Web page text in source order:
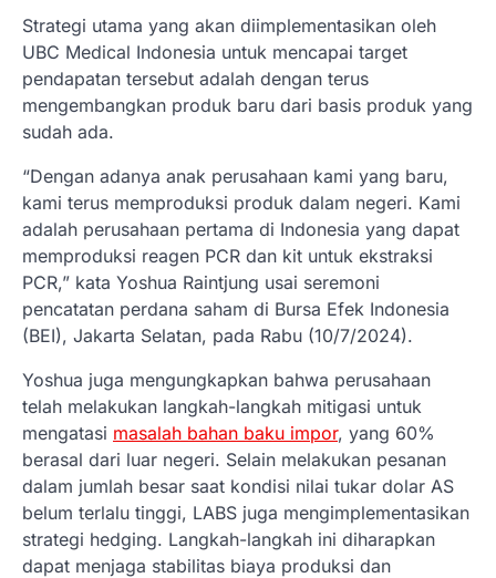
Strategi utama yang akan diimplementasikan oleh
UBC Medical Indonesia untuk mencapai target
pendapatan tersebut adalah dengan terus
mengembangkan produk baru dari basis produk yang
sudah ada.
“Dengan adanya anak perusahaan kami yang baru,
kami terus memproduksi produk dalam negeri. Kami
adalah perusahaan pertama di Indonesia yang dapat
memproduksi reagen PCR dan kit untuk ekstraksi
PCR,” kata Yoshua Raintjung usai seremoni
pencatatan perdana saham di Bursa Efek Indonesia
(BEI), Jakarta Selatan, pada Rabu (10/7/2024).
Yoshua juga mengungkapkan bahwa perusahaan
telah melakukan langkah-langkah mitigasi untuk
mengatasi masalah bahan baku impor, yang 60%
berasal dari luar negeri. Selain melakukan pesanan
dalam jumlah besar saat kondisi nilai tukar dolar AS
belum terlalu tinggi, LABS juga mengimplementasikan
strategi hedging. Langkah-langkah ini diharapkan
dapat menjaga stabilitas biaya produksi dan